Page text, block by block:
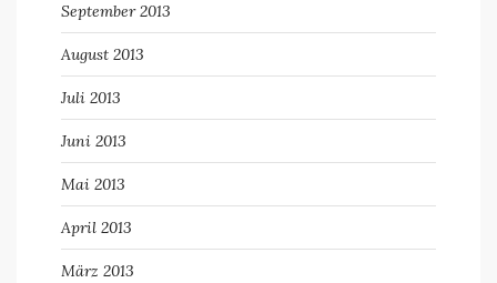
September 2013
August 2013
Juli 2013
Juni 2013
Mai 2013
April 2013
März 2013